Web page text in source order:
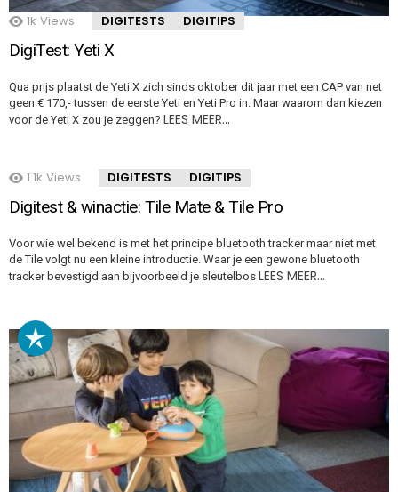
1k Views DIGITESTS DIGITIPS
DigiTest: Yeti X
Qua prijs plaatst de Yeti X zich sinds oktober dit jaar met een CAP van net
geen € 170,- tussen de eerste Yeti en Yeti Pro in. Maar waarom dan kiezen
voor de Yeti X zou je zeggen? LEES MEER…
1.1k Views DIGITESTS DIGITIPS
Digitest & winactie: Tile Mate & Tile Pro
Voor wie wel bekend is met het principe bluetooth tracker maar niet met
de Tile volgt nu een kleine introductie. Waar je een gewone bluetooth
tracker bevestigd aan bijvoorbeeld je sleutelbos LEES MEER…